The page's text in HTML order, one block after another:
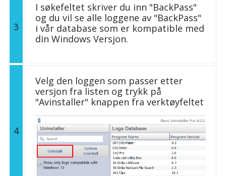
3
I søkefeltet skriver du inn "BackPass"
og du vil se alle loggene av "BackPass"
i vår database som er kompatible med
din Windows Versjon.
4
Velg den loggen som passer etter
versjon fra listen og trykk på
"Avinstaller" knappen fra verktøyfeltet